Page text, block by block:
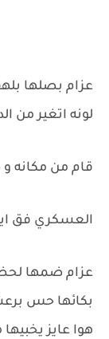
عزام بصلها
لونه اتغير من
قام من مكانه
العسكري فق
عزام ضمها
بكائها حس
هوا عايز